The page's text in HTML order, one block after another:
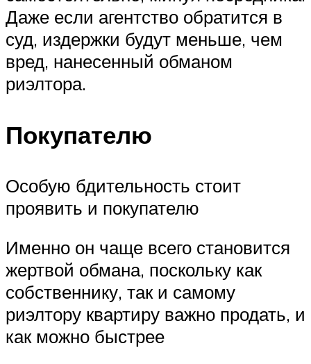
Даже если агентство обратится в
суд, издержки будут меньше, чем
вред, нанесенный обманом
риэлтора.
Покупателю
Особую бдительность стоит
проявить и покупателю
Именно он чаще всего становится
жертвой обмана, поскольку как
собственнику, так и самому
риэлтору квартиру важно продать, и
как можно быстрее